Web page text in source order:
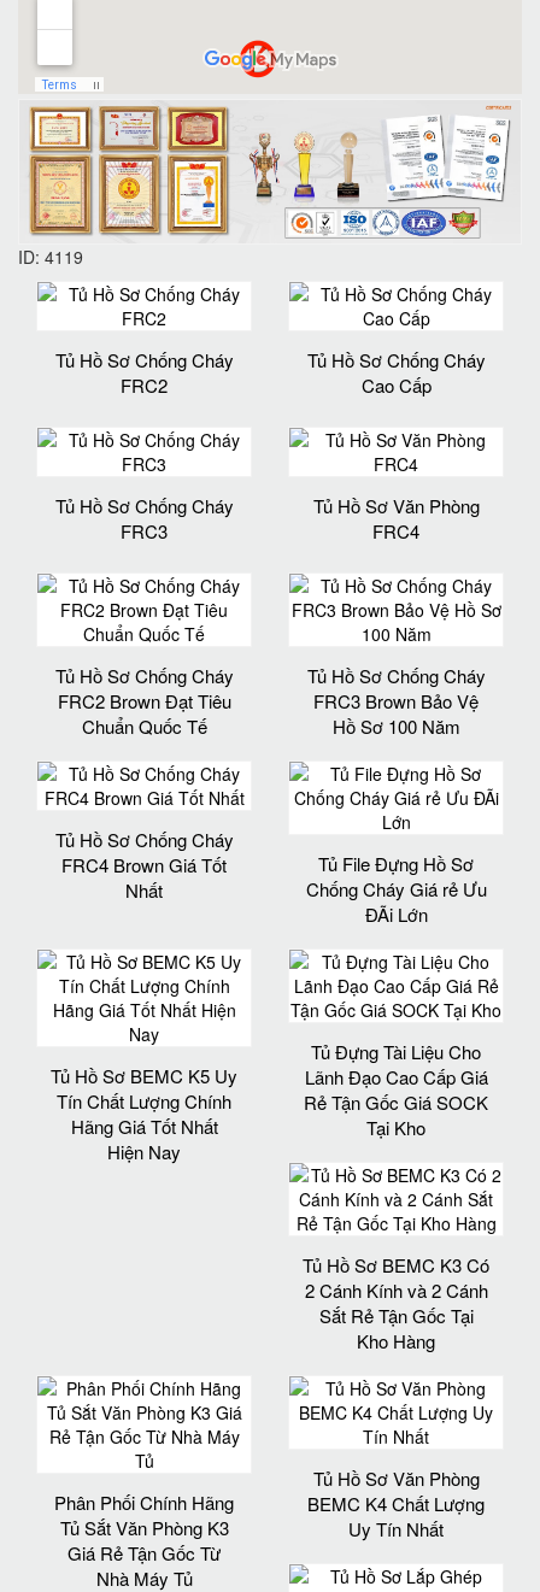
ID: 4119
Tủ Hồ Sơ Chống Cháy
FRC2
Tủ Hồ Sơ Chống Cháy
Cao Cấp
Tủ Hồ Sơ Chống Cháy
FRC3
Tủ Hồ Sơ Văn Phòng
FRC4
Tủ Hồ Sơ Chống Cháy
FRC2 Brown Đạt Tiêu
Chuẩn Quốc Tế
Tủ Hồ Sơ Chống Cháy
FRC3 Brown Bảo Vệ
Hồ Sơ 100 Năm
Tủ Hồ Sơ Chống Cháy
FRC4 Brown Giá Tốt
Nhất
Tủ File Đựng Hồ Sơ
Chống Cháy Giá rẻ Ưu
ĐÃi Lớn
Tủ Hồ Sơ BEMC K5 Uy
Tín Chất Lượng Chính
Hãng Giá Tốt Nhất
Hiện Nay
Tủ Đựng Tài Liệu Cho
Lãnh Đạo Cao Cấp Giá
Rẻ Tận Gốc Giá SOCK
Tại Kho
Tủ Hồ Sơ BEMC K3 Có
2 Cánh Kính và 2 Cánh
Sắt Rẻ Tận Gốc Tại
Kho Hàng
Phân Phối Chính Hãng
Tủ Sắt Văn Phòng K3
Giá Rẻ Tận Gốc Từ
Nhà Máy Tủ
Tủ Hồ Sơ Văn Phòng
BEMC K4 Chất Lượng
Uy Tín Nhất